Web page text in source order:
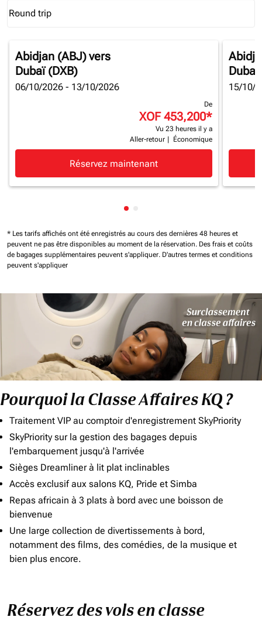
Journey Types option Round trip Selected
Round trip
keyboard_arrow_down
Abidjan (ABJ)vers
Dubaï (DXB)
06/10/2026 - 13/10/2026
De
XOF 453,200*
Vu 23 heures il y a
Aller-retour
Économique
Réservez maintenant
Dubaï
15/10/
Affichage de cmp-pagination-
* Les tarifs affichés ont été enregistrés au cours des dernières 48 heures et
peuvent ne pas être disponibles au moment de la réservation. Des frais et coûts
de bagages supplémentaires peuvent s'appliquer. D'autres termes et conditions
peuvent s'appliquer
Pourquoi la Classe Affaires KQ ?
Traitement VIP au comptoir d'enregistrement SkyPriority
SkyPriority sur la gestion des bagages depuis
l'embarquement jusqu'à l'arrivée
Sièges Dreamliner à lit plat inclinables
Accès exclusif aux salons KQ, Pride et Simba
Repas africain à 3 plats à bord avec une boisson de
bienvenue
Une large collection de divertissements à bord,
notamment des films, des comédies, de la musique et
bien plus encore.
Réservez des vols en classe